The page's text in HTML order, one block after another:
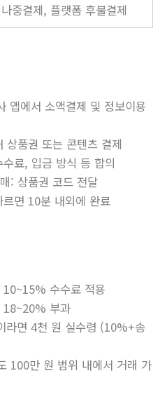
중결제, 플랫폼 후불결제
앱에서 소액결제 및 정보이용
상품권 또는 콘텐츠 결제
료, 입금 방식 등 합의
: 상품권 코드 전달
면 10분 내외에 완료
수수료 적용
18~20% 부과
라면 4천 원 실수령 (10%+송
100만 원 범위 내에서 거래 가